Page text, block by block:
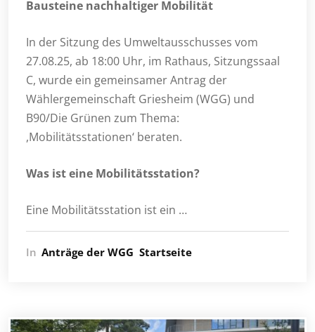
Bausteine nachhaltiger Mobilität
In der Sitzung des Umweltausschusses vom
27.08.25, ab 18:00 Uhr, im Rathaus, Sitzungssaal
C, wurde ein gemeinsamer Antrag der
Wählergemeinschaft Griesheim (WGG) und
B90/Die Grünen zum Thema:
,Mobilitätsstationen‘ beraten.
Was ist eine Mobilitätsstation?
Eine Mobilitätsstation ist ein …
In Anträge der WGG Startseite